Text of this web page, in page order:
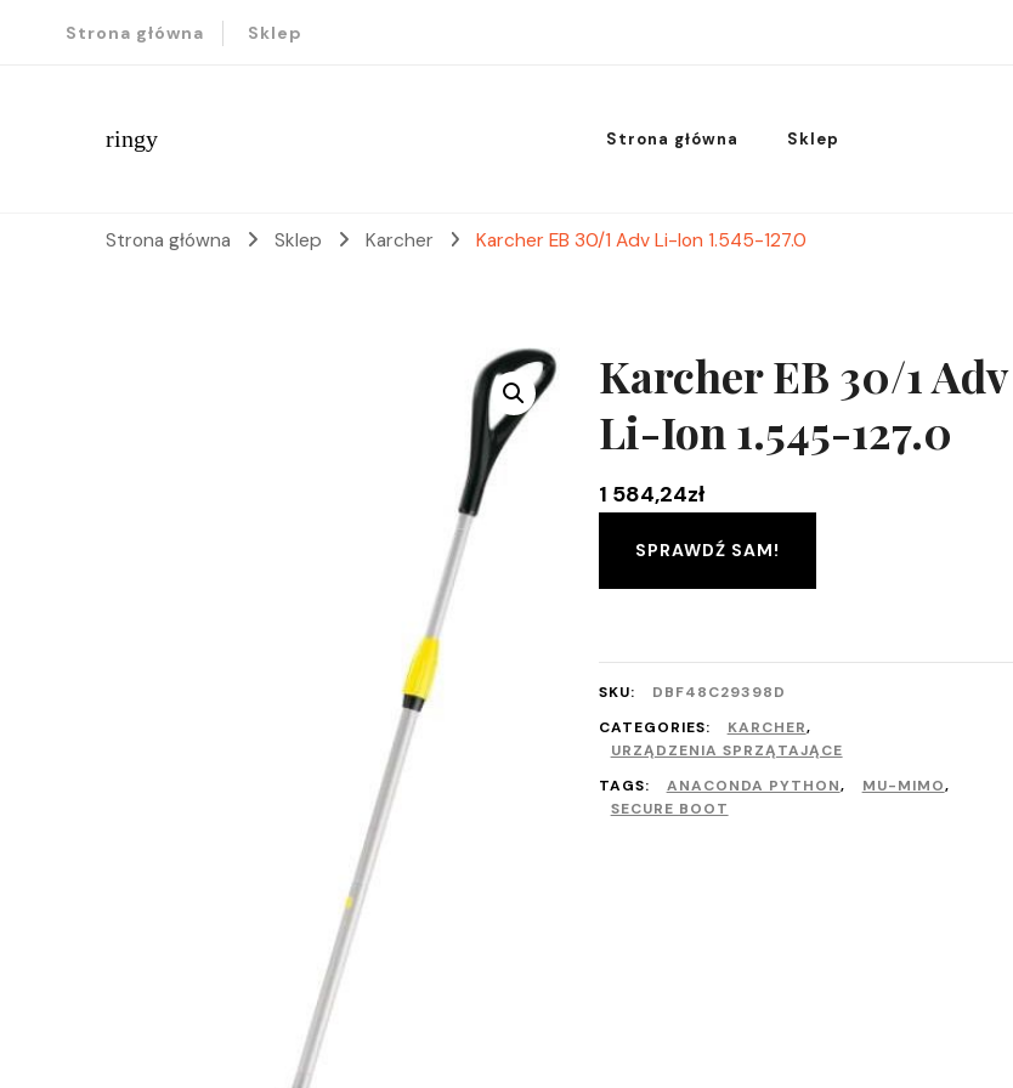
Strona główna Sklep
ringy Strona główna Sklep
Strona główna Sklep Karcher Karcher EB 30/1 Adv Li-Ion 1.545-127.0
Karcher EB 30/1 Adv
Li-Ion 1.545-127.0
1 584,24zł
SPRAWDŹ SAM!
SKU:
DBF48C29398D
CATEGORIES:
KARCHER,
URZĄDZENIA SPRZĄTAJĄCE
TAGS:
ANACONDA PYTHON, MU-MIMO,
SECURE BOOT